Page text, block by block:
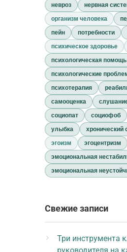
невроз
нервная
организм человека
пейн
потребности
психическое здоровье
психологическая помощь
психологические
психотерапия
самооценка
социопат
социофоб
улыбка
хронический
эгоизм
эгоцентризм
эмоциональная
эмоциональная
Свежие записи
Три инструмента